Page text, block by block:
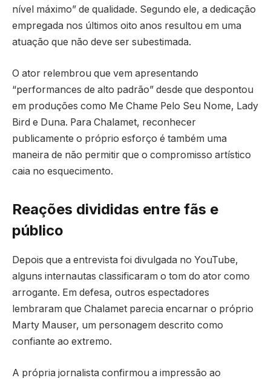
nível máximo” de qualidade. Segundo ele, a dedicação
empregada nos últimos oito anos resultou em uma
atuação que não deve ser subestimada.
O ator relembrou que vem apresentando
“performances de alto padrão” desde que despontou
em produções como Me Chame Pelo Seu Nome, Lady
Bird e Duna. Para Chalamet, reconhecer
publicamente o próprio esforço é também uma
maneira de não permitir que o compromisso artístico
caia no esquecimento.
Reações divididas entre fãs e
público
Depois que a entrevista foi divulgada no YouTube,
alguns internautas classificaram o tom do ator como
arrogante. Em defesa, outros espectadores
lembraram que Chalamet parecia encarnar o próprio
Marty Mauser, um personagem descrito como
confiante ao extremo.
A própria jornalista confirmou a impressão ao